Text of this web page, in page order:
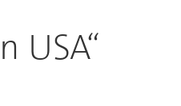
USA“